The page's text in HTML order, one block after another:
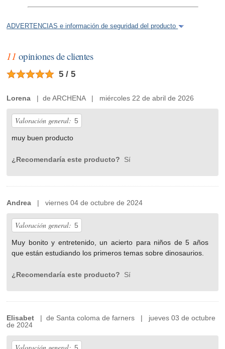
ADVERTENCIAS e información de seguridad del producto
11 opiniones de clientes
5 / 5
Lorena | de ARCHENA | miércoles 22 de abril de 2026
Valoración general: 5
muy buen producto
¿Recomendaría este producto? Sí
Andrea | viernes 04 de octubre de 2024
Valoración general: 5
Muy bonito y entretenido, un acierto para niños de 5 años
que están estudiando los primeros temas sobre dinosaurios.
¿Recomendaría este producto? Sí
Elisabet | de Santa coloma de farners | jueves 03 de octubre
de 2024